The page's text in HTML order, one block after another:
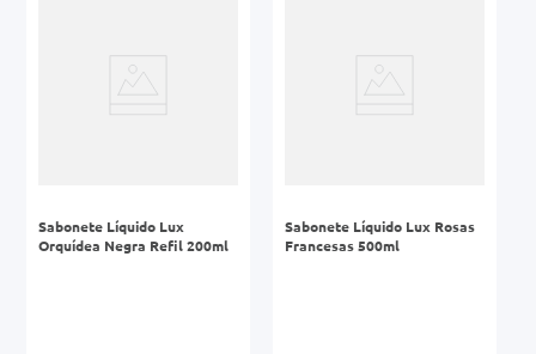
Sabonete Líquido Lux
Orquídea Negra Refil 200ml
Sabonete Líquido Lux Rosas
Francesas 500ml